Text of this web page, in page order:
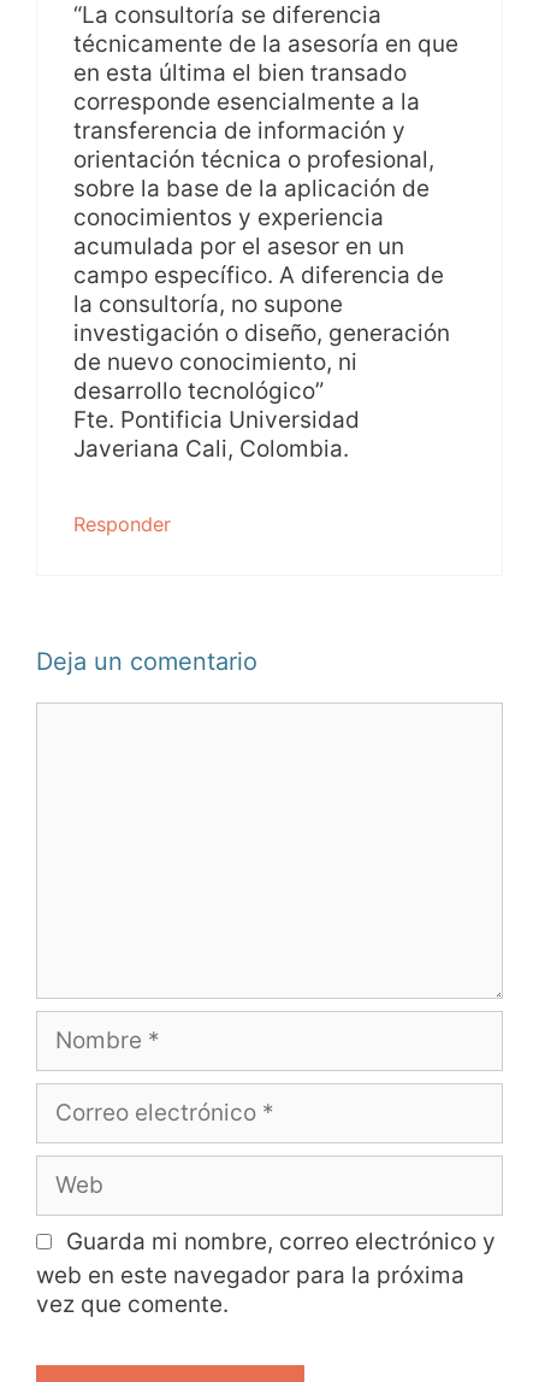
“La consultoría se diferencia
técnicamente de la asesoría en que
en esta última el bien transado
corresponde esencialmente a la
transferencia de información y
orientación técnica o profesional,
sobre la base de la aplicación de
conocimientos y experiencia
acumulada por el asesor en un
campo específico. A diferencia de
la consultoría, no supone
investigación o diseño, generación
de nuevo conocimiento, ni
desarrollo tecnológico”
Fte. Pontificia Universidad
Javeriana Cali, Colombia.
Responder
Deja un comentario
Guarda mi nombre, correo electrónico y
web en este navegador para la próxima
vez que comente.